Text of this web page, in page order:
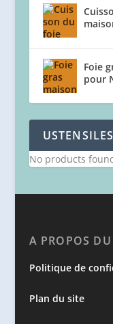
Foie
pour
USTENSILES
No products
A PROPOS DU
Politique de
Plan du site